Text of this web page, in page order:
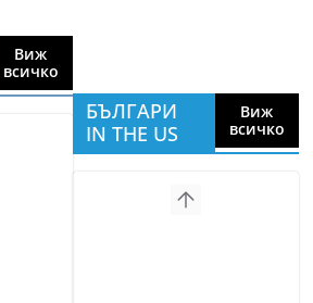
Виж
всичко
БЪЛГАРИ
IN THE US
Виж
всичко